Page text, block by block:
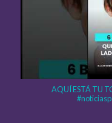
AQUÍ ESTÁ TU